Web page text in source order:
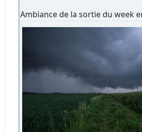
Ambiance de la sortie du week